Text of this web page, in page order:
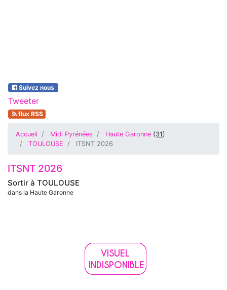
Suivez nous
Tweeter
flux RSS
Accueil Midi Pyrénées Haute Garonne (31)
TOULOUSE
ITSNT 2026
Sortir à TOULOUSE
dans la Haute Garonne
ITSNT 2026